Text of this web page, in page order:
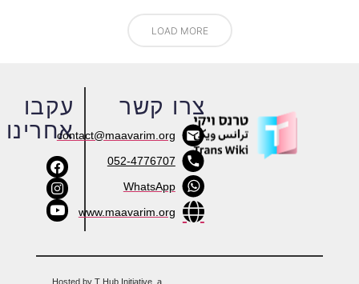
LOAD MORE
עקבו
אחרינו
צרו קשר
contact@maavarim.org
052-4776707
WhatsApp
www.maavarim.org
Hosted by T Hub Initiative, a